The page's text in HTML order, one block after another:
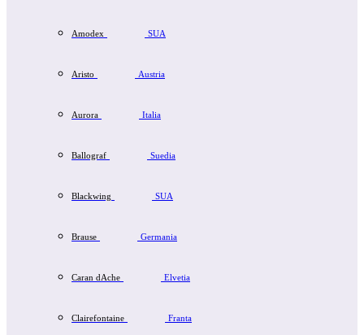
Amodex SUA
Aristo Austria
Aurora Italia
Ballograf Suedia
Blackwing SUA
Brause Germania
Caran dAche Elvetia
Clairefontaine Franta